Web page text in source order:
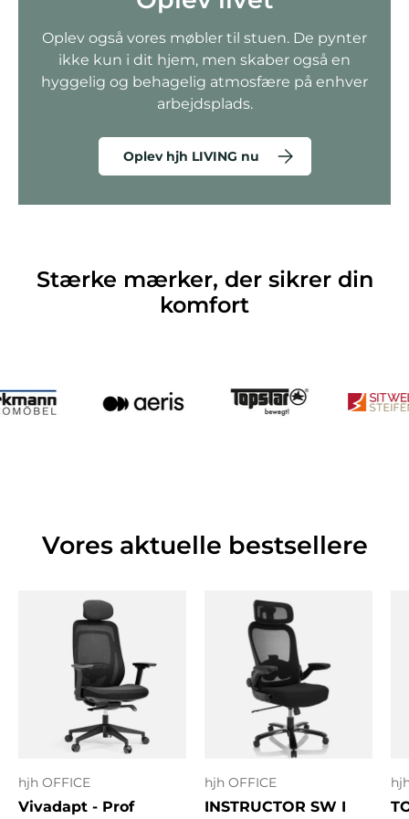
Oplev også vores møbler til stuen. De pynter
ikke kun i dit hjem, men skaber også en
hyggelig og behagelig atmosfære på enhver
arbejdsplads.
Oplev hjh LIVING nu
Stærke mærker, der sikrer din
komfort
Vores aktuelle bestsellere
hjh OFFICE
Vivadapt - Prof
hjh OFFICE
INSTRUCTOR SW I